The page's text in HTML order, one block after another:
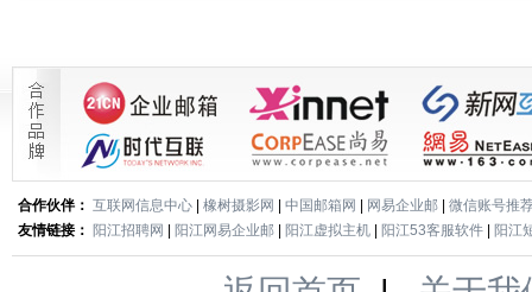
合作伙伴： 互联网信息中心 橡树摄影网 中国邮箱网 网易企业邮
微信账号推
友情链接：
阳江招聘网 阳江网易企业邮 阳江虚拟主机 阳江53客服软件 阳江